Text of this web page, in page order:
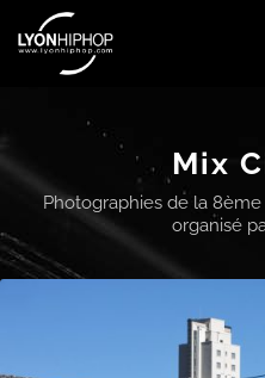
Mix
Photographies de la
organisé